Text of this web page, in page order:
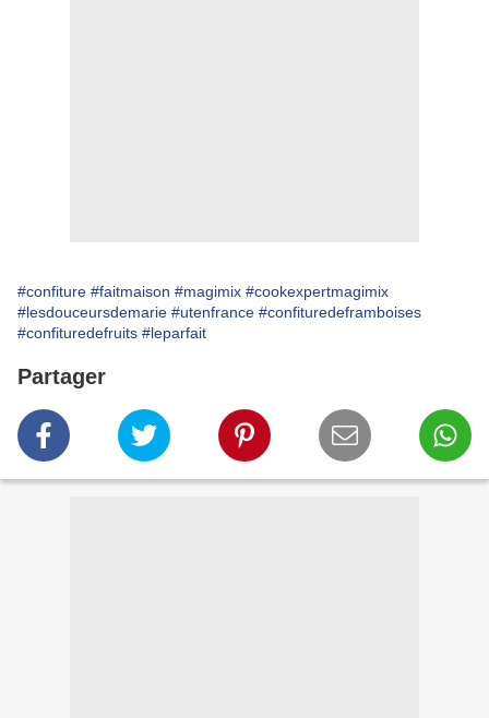
#confiture #faitmaison #magimix #cookexpertmagimix
#lesdouceursdemarie #utenfrance #confituredeframboises
#confituredefruits #leparfait
Partager